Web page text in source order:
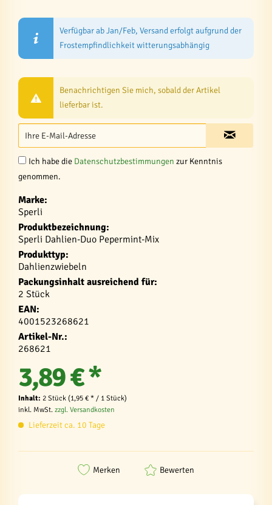
Verfügbar ab Jan/Feb, Versand erfolgt aufgrund der
Frostempfindlichkeit witterungsabhängig
Benachrichtigen Sie mich, sobald der Artikel
lieferbar ist.
Ich habe die Datenschutzbestimmungen zur Kenntnis
genommen.
Marke:
Sperli
Produktbezeichnung:
Sperli Dahlien-Duo Pepermint-Mix
Produkttyp:
Dahlienzwiebeln
Packungsinhalt ausreichend für:
2 Stück
EAN:
4001523268621
Artikel-Nr.:
268621
3,89 € *
Inhalt: 2 Stück (1,95 € * / 1 Stück)
inkl. MwSt. zzgl. Versandkosten
Lieferzeit ca. 10 Tage
Merken Bewerten